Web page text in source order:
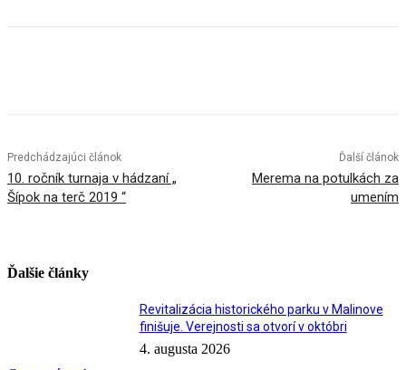
Predchádzajúci článok
10. ročník turnaja v hádzaní „
Šípok na terč 2019 “
Ďalší článok
Merema na potulkách za
umením
Ďalšie články
Revitalizácia historického parku v Malinove
finišuje. Verejnosti sa otvorí v októbri
4. augusta 2026